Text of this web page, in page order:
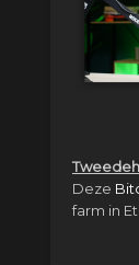
Deze
farm in